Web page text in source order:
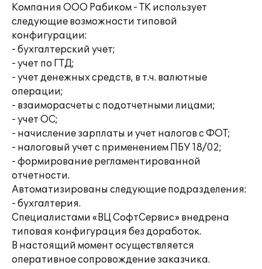
Компания ООО Рабиком - ТК использует
следующие возможности типовой
конфигурации:
- бухгалтерский учет;
- учет по ГТД;
- учет денежных средств, в т.ч. валютные
операции;
- взаиморасчеты с подотчетными лицами;
- учет ОС;
- начисление зарплаты и учет налогов с ФОТ;
- налоговый учет с применением ПБУ 18/02;
- формирование регламентированной
отчетности.
Автоматизированы следующие подразделения:
- бухгалтерия.
Специалистами «ВЦ СофтСервис» внедрена
типовая конфигурация без доработок.
В настоящий момент осуществляется
оперативное сопровождение заказчика.